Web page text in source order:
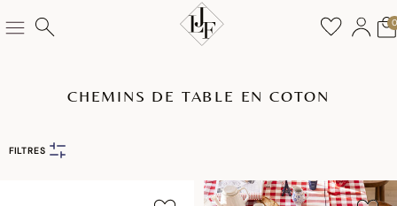
0
CHEMINS DE TABLE EN COTON
FILTRES